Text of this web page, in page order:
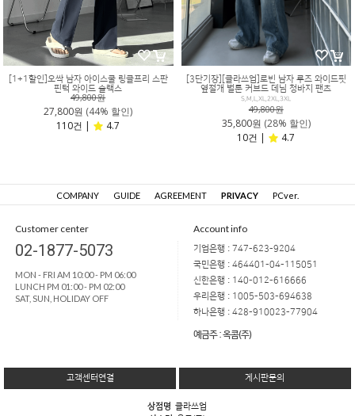
[1+1할인]오싹 남자 아이스쿨 링클프리 스판
핀턱 와이드 슬랙스
49,800원
27,800원 (44% 할인)
110건 |
4.7
[3단기장][클라쓰업]로빈 남자 루즈 와이드핏
옆절개 벌룬 커브드 데님 청바지 팬츠
S,M,L,XL,2XL,3XL
49,800원
35,800원 (28% 할인)
10건 |
4.7
COMPANY GUIDE AGREEMENT PRIVACY PCver.
Customer center
02-1877-5073
MON - FRI AM 10:00 - PM 06:00
LUNCH PM 01:00 - PM 02:00
SAT, SUN, HOLIDAY OFF
Account info
기업은행 : 747-623-9204
국민은행 : 464401-04-115051
신한은행 : 140-012-616666
우리은행 : 1005-503-694638
하나은행 : 428-910023-77904
예금주 : 옥콤(주)
고객센터연결 게시판문의
상점명 클라쓰업